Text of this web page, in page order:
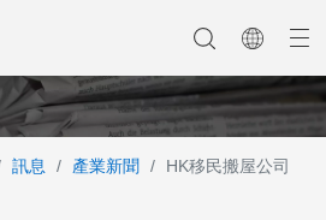
訊息 / 產業新聞 /
HK移民搬屋公司